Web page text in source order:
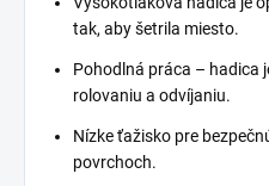
tak, aby šetrila miesto.
Pohodlná práca – hadica
rolovaniu a odvíjaniu.
Nízke ťažisko pre
povrchoch.